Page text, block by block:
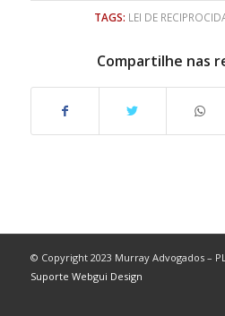
TAGS: LEI DE
Compartilhe nas
© Copyright 2023 Murray Advogados –
Suporte Webgui Design